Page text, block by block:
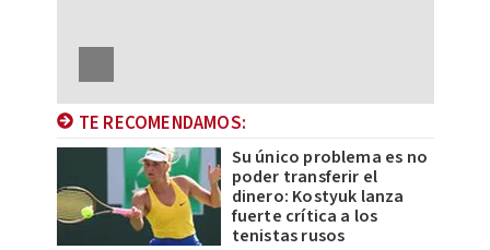
TE RECOMENDAMOS:
Su único problema es no
poder transferir el
dinero: Kostyuk lanza
fuerte crítica a los
tenistas rusos